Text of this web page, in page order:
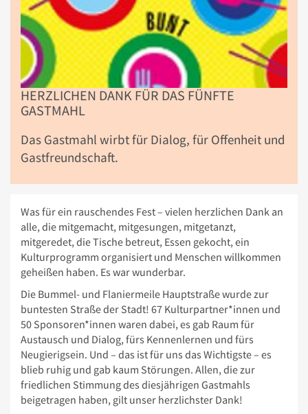
HERZLICHEN DANK FÜR DAS FÜNFTE
GASTMAHL
Das Gastmahl wirbt für Dialog, für Offenheit und
Gastfreundschaft.
Was für ein rauschendes Fest – vielen herzlichen Dank an
alle, die mitgemacht, mitgesungen, mitgetanzt,
mitgeredet, die Tische betreut, Essen gekocht, ein
Kulturprogramm organisiert und Menschen willkommen
geheißen haben. Es war wunderbar.
Die Bummel- und Flaniermeile Hauptstraße wurde zur
buntesten Straße der Stadt! 67 Kulturpartner*innen und
50 Sponsoren*innen waren dabei, es gab Raum für
Austausch und Dialog, fürs Kennenlernen und fürs
Neugierigsein. Und – das ist für uns das Wichtigste – es
blieb ruhig und gab kaum Störungen. Allen, die zur
friedlichen Stimmung des diesjährigen Gastmahls
beigetragen haben, gilt unser herzlichster Dank!